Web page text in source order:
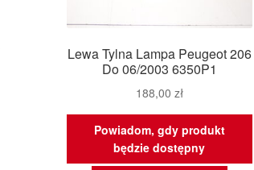
Lewa Tylna Lampa Peugeot 206
Do 06/2003 6350P1
188,00 zł
Powiadom, gdy produkt
będzie dostępny